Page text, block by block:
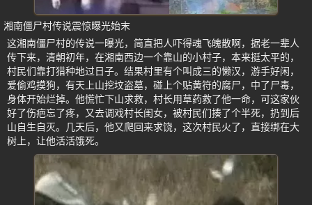
湘南僵尸村传说震惊曝光始末
这湘南僵尸村的传说一曝光，简直把人吓得魂飞魄散啊，据老一辈人
传下来，清朝初年，在湘南西边一个靠山的小村子，本来挺太平的，
村民们靠打猎种地过日子。结果村里有个叫成三的懒汉，游手好闲，
爱偷鸡摸狗，有天上山挖坟盗墓，碰上个贴黄符的腐尸，中了尸毒，
身体开始烂掉。他慌忙下山求救，村长用草药救了他一命，可这家伙
好了伤疤忘了疼，又去调戏村长闺女，被村民们揍了个半死，扔到后
山自生自灭。几天后，他又爬回来求饶，这次村民火了，直接绑在大
树上，让他活活饿死。